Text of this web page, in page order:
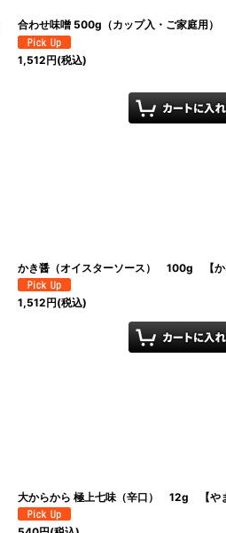
合わせ味噌 500g（カップ入・ご家庭用）
1,512円(税込)
かき醤（オイスターソース） 100g 【か
1,512円(税込)
大からから 極上七味（辛口） 12g 【やま